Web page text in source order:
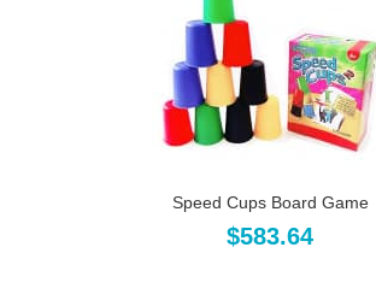
Speed Cups Board Game
$583.64